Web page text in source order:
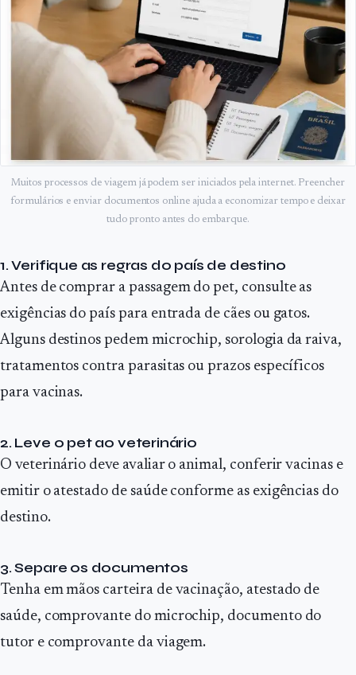
Muitos processos de viagem já podem ser iniciados pela internet. Preencher
formulários e enviar documentos online ajuda a economizar tempo e deixar
tudo pronto antes do embarque.
1. Verifique as regras do país de destino
Antes de comprar a passagem do pet, consulte as
exigências do país para entrada de cães ou gatos.
Alguns destinos pedem microchip, sorologia da raiva,
tratamentos contra parasitas ou prazos específicos
para vacinas.
2. Leve o pet ao veterinário
O veterinário deve avaliar o animal, conferir vacinas e
emitir o atestado de saúde conforme as exigências do
destino.
3. Separe os documentos
Tenha em mãos carteira de vacinação, atestado de
saúde, comprovante do microchip, documento do
tutor e comprovante da viagem.